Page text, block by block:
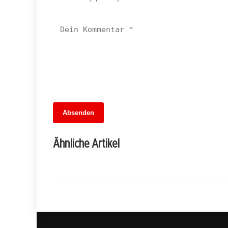
Absenden
Ähnliche Artikel
MuseumsMeileMitte: Berlins neues
kulturelles Herz schlägt am